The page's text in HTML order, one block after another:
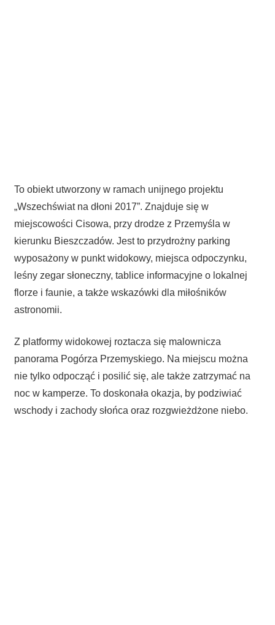
To obiekt utworzony w ramach unijnego projektu
„Wszechświat na dłoni 2017”. Znajduje się w
miejscowości Cisowa, przy drodze z Przemyśla w
kierunku Bieszczadów. Jest to przydrożny parking
wyposażony w punkt widokowy, miejsca odpoczynku,
leśny zegar słoneczny, tablice informacyjne o lokalnej
florze i faunie, a także wskazówki dla miłośników
astronomii.
Z platformy widokowej roztacza się malownicza
panorama Pogórza Przemyskiego. Na miejscu można
nie tylko odpocząć i posilić się, ale także zatrzymać na
noc w kamperze. To doskonała okazja, by podziwiać
wschody i zachody słońca oraz rozgwieżdżone niebo.